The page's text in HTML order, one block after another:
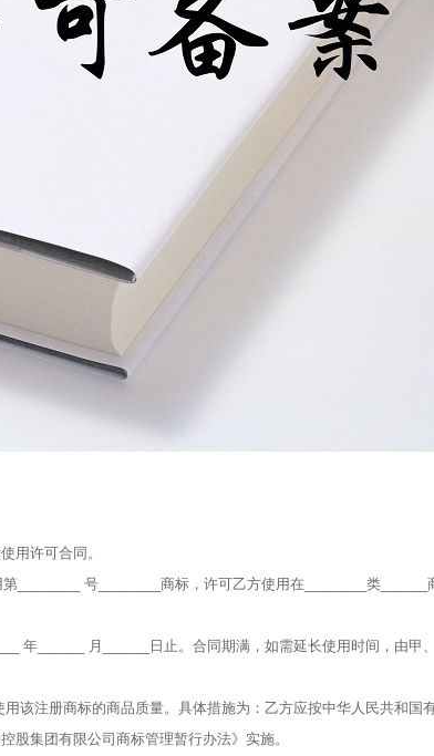
用许可合同。
号________商标，许可乙方使用在________类______
年______ 月______日止。合同期满，如需延长使用时间，由甲
该注册商标的商品质量。具体措施为：乙方应按中华人民共和国
股集团有限公司商标管理暂行办法》实施。